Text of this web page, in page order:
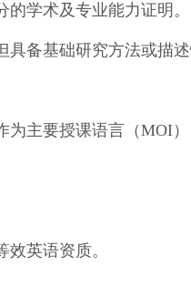
学术及专业能力证明。
备基础研究方法或描
主要授课语言（MOI
英语资质。